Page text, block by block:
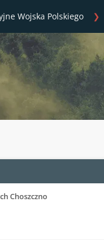
Wojska Polskiego
Choszczno